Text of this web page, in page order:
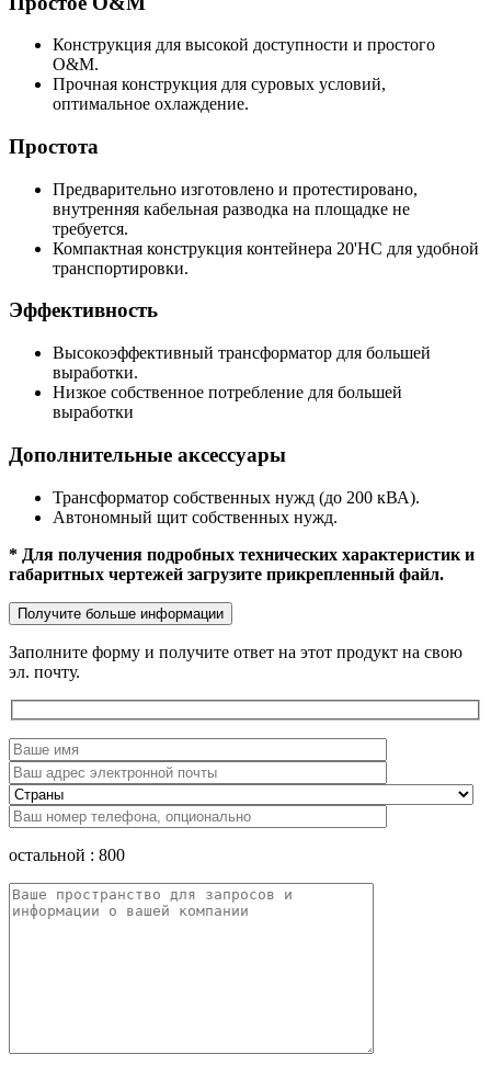
Конструкция для высокой доступности и простого
O&M.
Прочная конструкция для суровых условий,
оптимальное охлаждение.
Простота
Предварительно изготовлено и протестировано,
внутренняя кабельная разводка на площадке не
требуется.
Компактная конструкция контейнера 20'HC для удобной
транспортировки.
Эффективность
Высокоэффективный трансформатор для большей
выработки.
Низкое собственное потребление для большей
выработки
Дополнительные аксессуары
Трансформатор собственных нужд (до 200 кВА).
Автономный щит собственных нужд.
* Для получения подробных технических характеристик и
габаритных чертежей загрузите прикрепленный файл.
Получите больше информации
Заполните форму и получите ответ на этот продукт на свою
эл. почту.
остальной : 800